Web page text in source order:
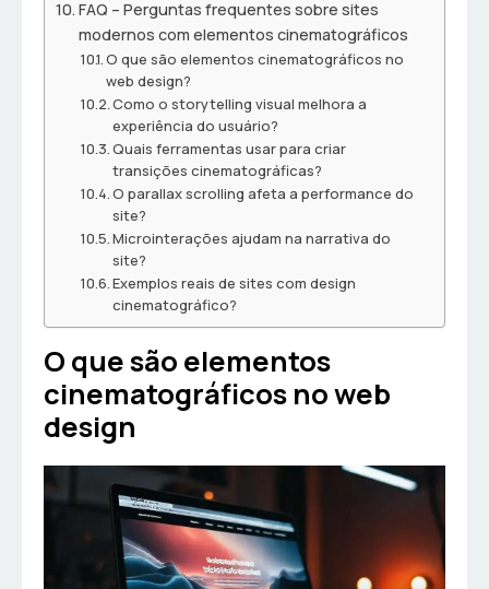
FAQ – Perguntas frequentes sobre sites
modernos com elementos cinematográficos
O que são elementos cinematográficos no
web design?
Como o storytelling visual melhora a
experiência do usuário?
Quais ferramentas usar para criar
transições cinematográficas?
O parallax scrolling afeta a performance do
site?
Microinterações ajudam na narrativa do
site?
Exemplos reais de sites com design
cinematográfico?
O que são elementos
cinematográficos no web
design